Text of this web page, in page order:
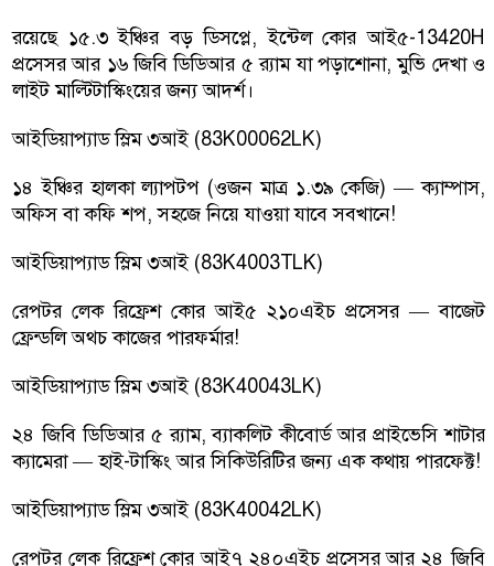
রয়েছে ১৫.৩ ইঞ্চির বড় ডিসপ্লে, ইন্টেল কোর আই৫-13420H
প্রসেসর আর ১৬ জিবি ডিডিআর ৫ র‍্যাম যা পড়াশোনা, মুভি দেখা ও
লাইট মাল্টিটাস্কিংয়ের জন্য আদর্শ।
আইডিয়াপ্যাড স্লিম ৩আই (83K00062LK)
১৪ ইঞ্চির হালকা ল্যাপটপ (ওজন মাত্র ১.৩৯ কেজি) — ক্যাম্পাস,
অফিস বা কফি শপ, সহজে নিয়ে যাওয়া যাবে সবখানে!
আইডিয়াপ্যাড স্লিম ৩আই (83K4003TLK)
রেপটর লেক রিফ্রেশ কোর আই৫ ২১০এইচ প্রসেসর — বাজেট
ফ্রেন্ডলি অথচ কাজের পারফর্মার!
আইডিয়াপ্যাড স্লিম ৩আই (83K40043LK)
২৪ জিবি ডিডিআর ৫ র‍্যাম, ব্যাকলিট কীবোর্ড আর প্রাইভেসি শাটার
ক্যামেরা — হাই-টাস্কিং আর সিকিউরিটির জন্য এক কথায় পারফেক্ট!
আইডিয়াপ্যাড স্লিম ৩আই (83K40042LK)
রেপটর লেক রিফ্রেশ কোর আই৭ ২৪০এইচ প্রসেসর আর ২৪ জিবি